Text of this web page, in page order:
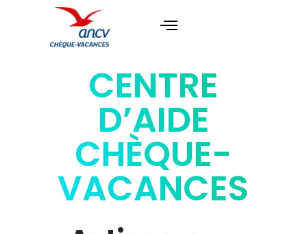
CENTRE
D’AIDE
CHÈQUE-
VACANCES